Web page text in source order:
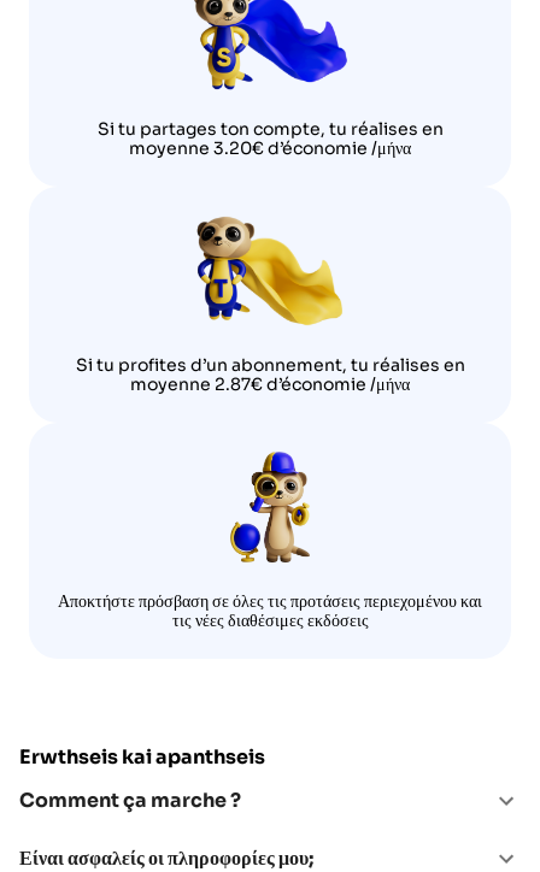
Si tu partages ton compte, tu réalises en
moyenne 3.20€ d’économie /μήνα
Si tu profites d’un abonnement, tu réalises en
moyenne 2.87€ d’économie /μήνα
Αποκτήστε πρόσβαση σε όλες τις προτάσεις περιεχομένου και
τις νέες διαθέσιμες εκδόσεις
Erwthseis kai apanthseis
Comment ça marche ?
Είναι ασφαλείς οι πληροφορίες μου;